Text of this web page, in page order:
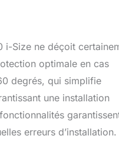
À INSTALLER : grâce
souci de moins pour vous
: pour assurer la sécurité
technologie de protection
une protection
du harnais de sécurité
et à la capote
à votre bébé en pleine
FamilyFix 360, un
i-Size ne déçoit
optimale en cas
degrés, qui simplifie
une installation
erreurs d’installation.